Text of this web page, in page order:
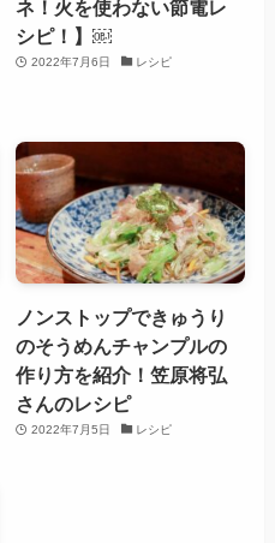
ネ！火を使わない節電レ
シピ！】￼
2022年7月6日 レシピ
ノンストップできゅうり
のそうめんチャンプルの
作り方を紹介！笠原将弘
さんのレシピ
2022年7月5日 レシピ